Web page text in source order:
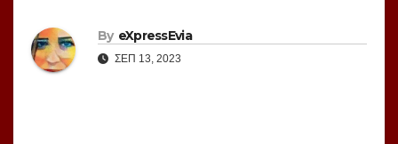
By eXpressEvia
ΣΕΠ 13, 2023